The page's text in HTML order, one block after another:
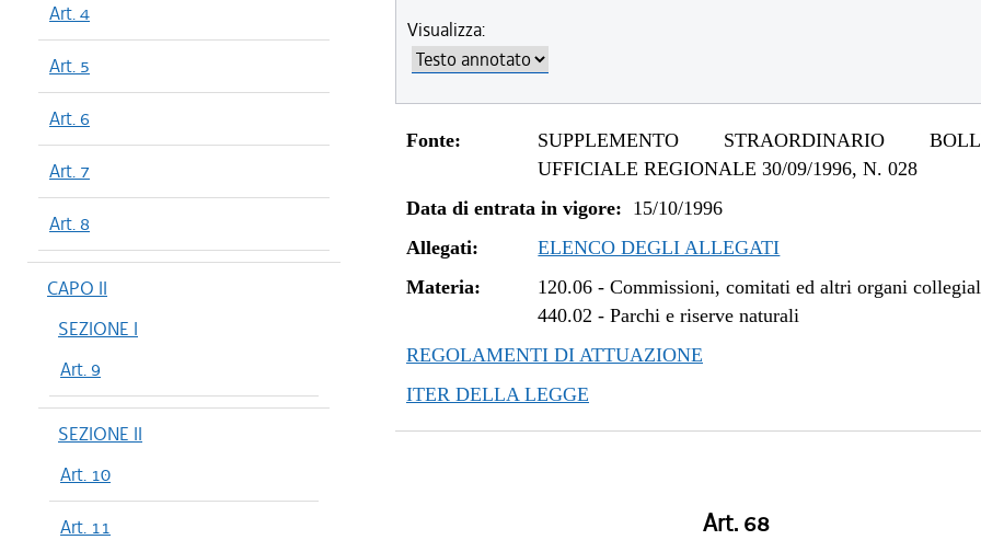
Art. 4
Art. 5
Art. 6
Art. 7
Art. 8
CAPO II
SEZIONE I
Art. 9
SEZIONE II
Art. 10
Art. 11
Visualizza:
Fonte:
SUPPLEMENTO STRAORDINARIO
UFFICIALE REGIONALE 30/09/1996, N. 028
Data di entrata in vigore: 15/10/1996
Allegati:
ELENCO DEGLI ALLEGATI
Materia:
120.06 -Commissioni, comitati ed altri organi
440.02 -Parchi e riserve naturali
REGOLAMENTI DI ATTUAZIONE
ITER DELLA LEGGE
Art. 68